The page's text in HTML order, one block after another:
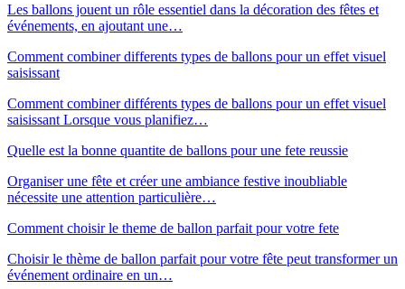
Les ballons jouent un rôle essentiel dans la décoration des fêtes et
événements, en ajoutant une…
Comment combiner differents types de ballons pour un effet visuel
saisissant
Comment combiner différents types de ballons pour un effet visuel
saisissant Lorsque vous planifiez…
Quelle est la bonne quantite de ballons pour une fete reussie
Organiser une fête et créer une ambiance festive inoubliable
nécessite une attention particulière…
Comment choisir le theme de ballon parfait pour votre fete
Choisir le thème de ballon parfait pour votre fête peut transformer un
événement ordinaire en un…